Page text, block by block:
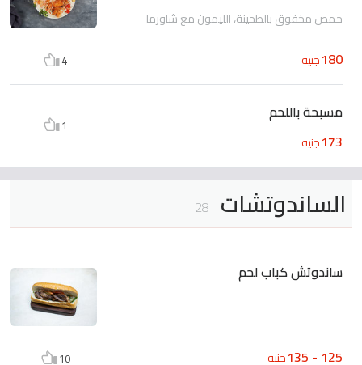
حمص مخفوق بالطحينة، الليمون مع شاورما
180جنيه 4
مسبحة باللحم
173جنيه
1
الساندوتشات 28
ساندوتش كباب لحم
125 - 135 جنيه 10